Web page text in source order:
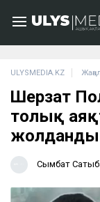
ULYSMEDIA.KZ
Шерзат
толық
жолданды
Сымбат